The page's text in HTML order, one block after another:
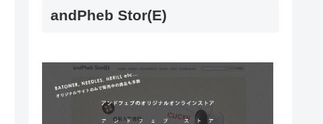
andPheb Stor(E)